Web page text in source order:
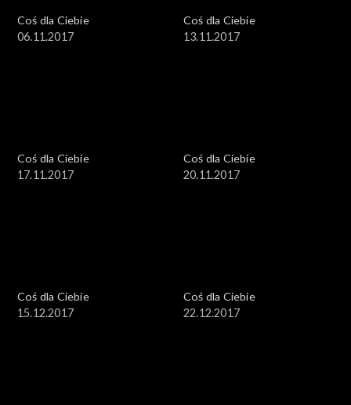
Coś dla Ciebie
06.11.2017
Coś dla Ciebie
13.11.2017
Coś dla Ciebie
17.11.2017
Coś dla Ciebie
20.11.2017
Coś dla Ciebie
15.12.2017
Coś dla Ciebie
22.12.2017